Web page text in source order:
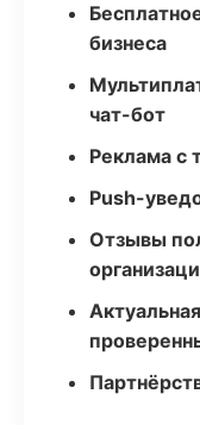
бизнеса
чат-бот
Реклама с
Push-
Отзывы